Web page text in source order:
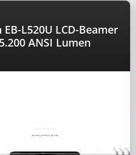
EB-L520U LCD-Beamer
5.200 ANSI Lumen